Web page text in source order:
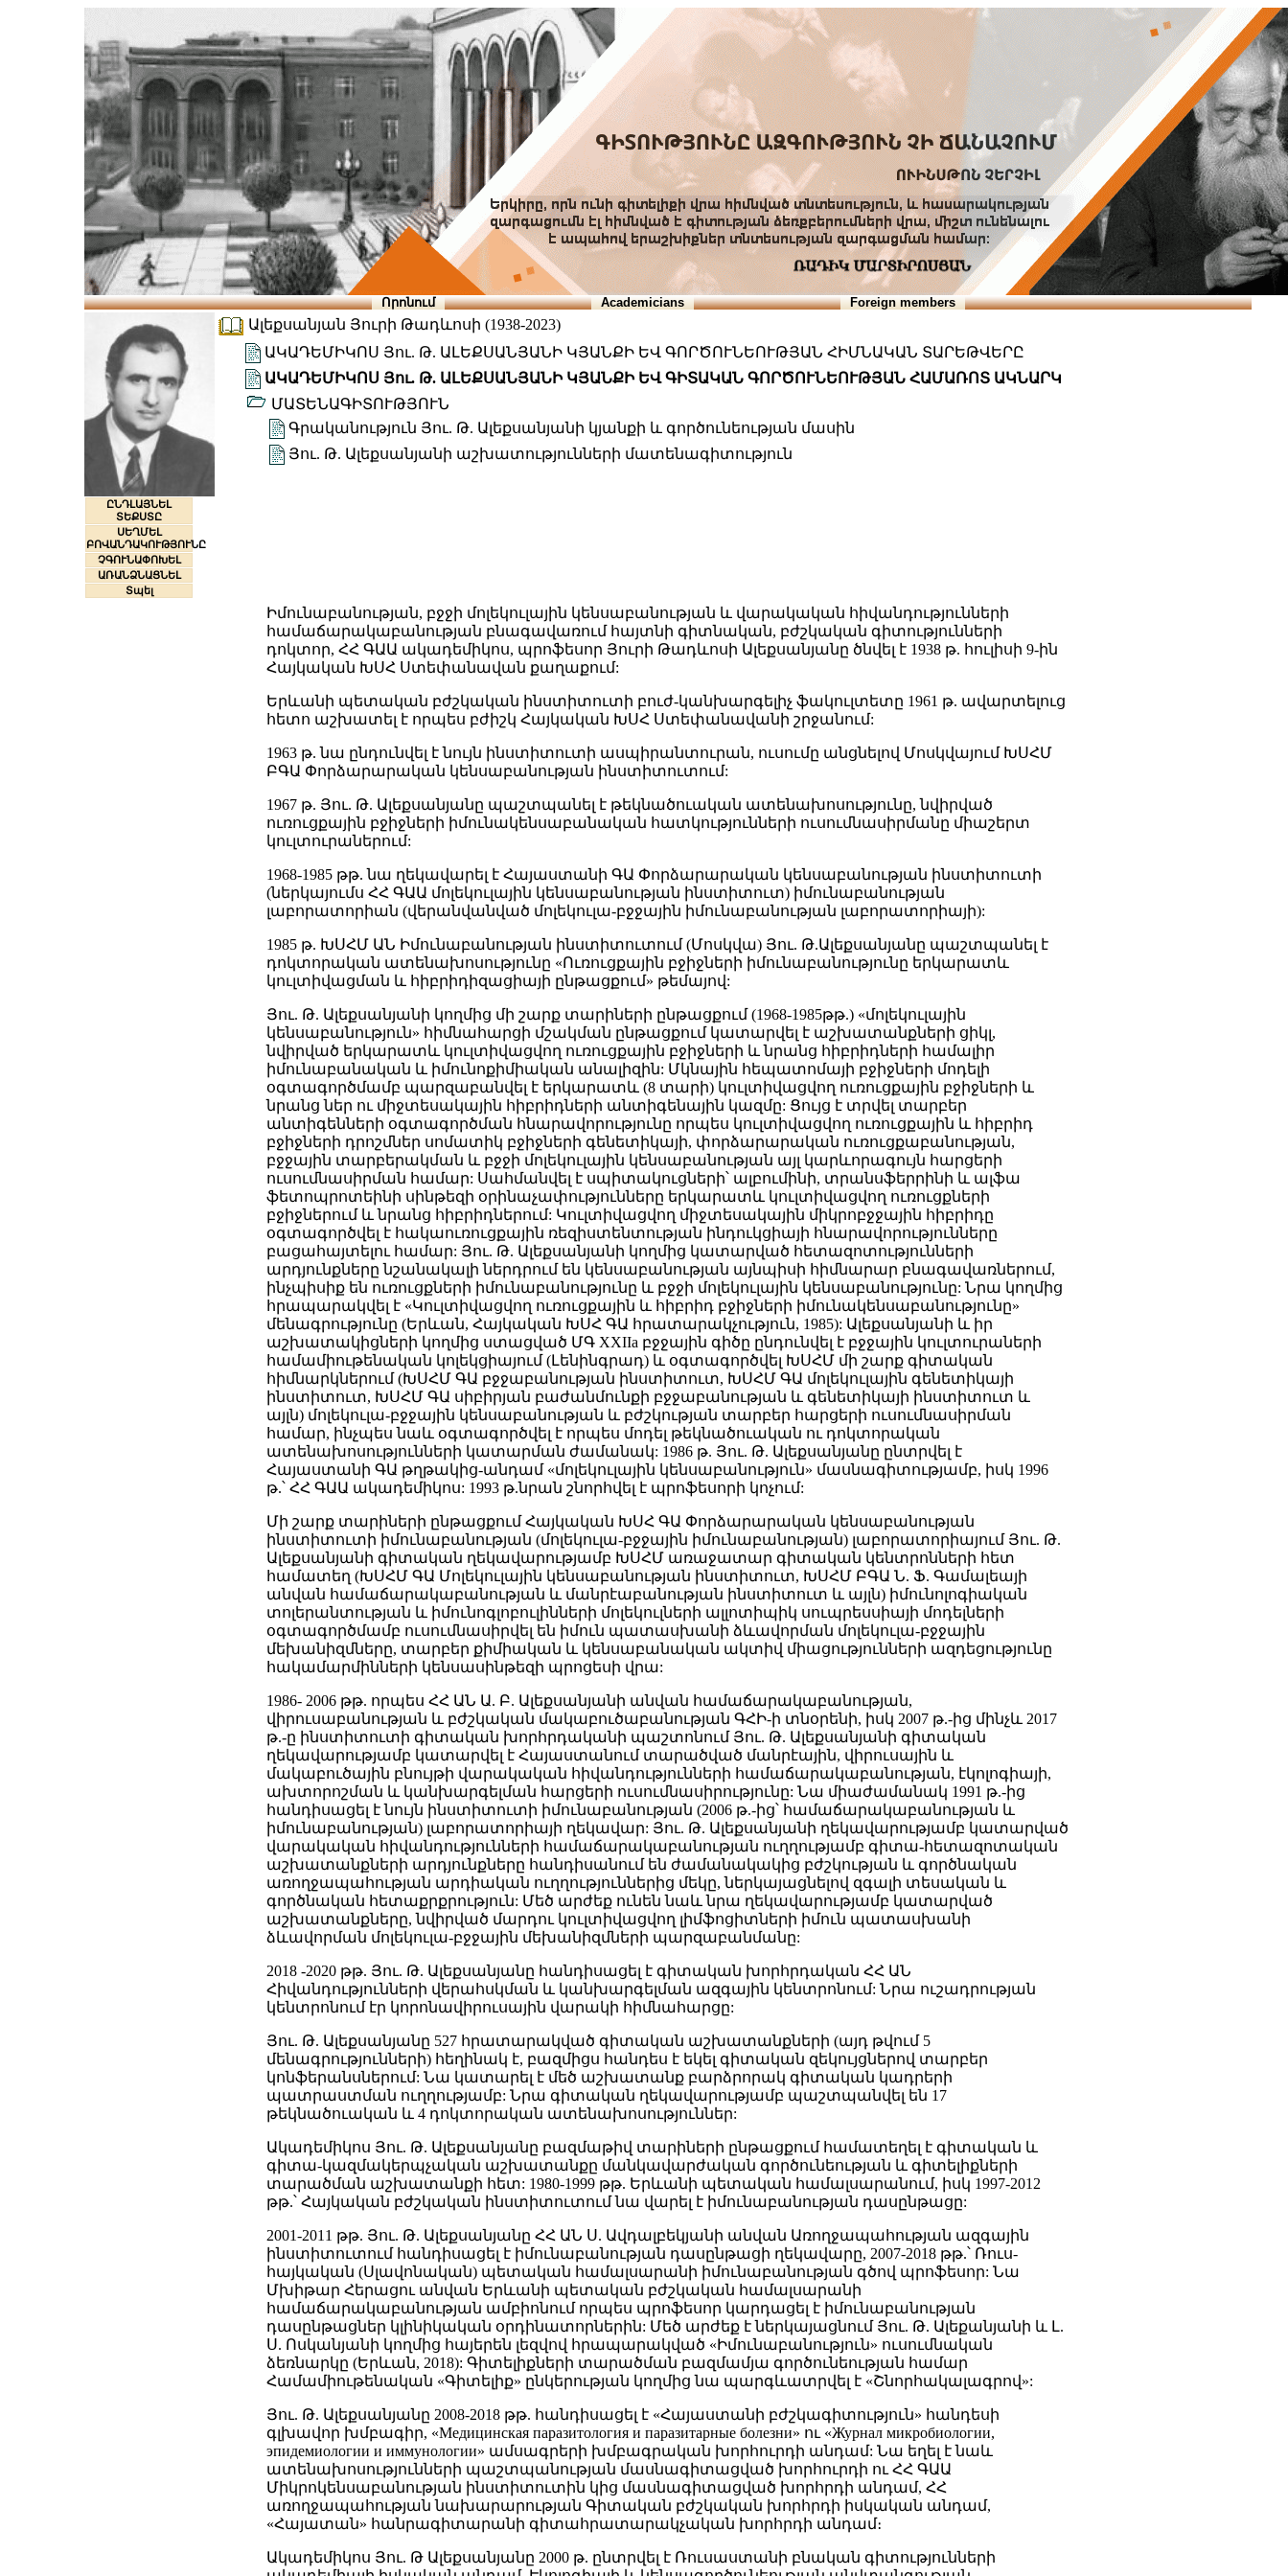
Տուն Օգնություն ՆԱԽԱՊԱՏՎՈՒԹՅՈՒՆՆԵՐ
Որոնում Academicians Foreign members
ԸՆԴԼԱՅՆԵԼ
ՏԵՔՍՏԸ
ՍԵՂՄԵԼ
ԲՈՎԱՆԴԱԿՈՒԹՅՈՒՆԸ
ՉԳՈՒՆԱՓՈԽԵԼ
ԱՌԱՆՁՆԱՑՆԵԼ
Տպել
Ալեքսանյան Յուրի Թադևոսի (1938-2023)
ԱԿԱԴԵՄԻԿՈՍ Յու. Թ. ԱԼԵՔՍԱՆՅԱՆԻ ԿՅԱՆՔԻ ԵՎ ԳՈՐԾՈՒՆԵՈՒԹՅԱՆ ՀԻՄՆԱԿԱՆ ՏԱՐԵԹՎԵՐԸ
ԱԿԱԴԵՄԻԿՈՍ Յու. Թ. ԱԼԵՔՍԱՆՅԱՆԻ ԿՅԱՆՔԻ ԵՎ ԳԻՏԱԿԱՆ ԳՈՐԾՈՒՆԵՈՒԹՅԱՆ ՀԱՄԱՌՈՏ ԱԿՆԱՐԿ
ՄԱՏԵՆԱԳԻՏՈՒԹՅՈՒՆ
Գրականություն Յու. Թ. Ալեքսանյանի կյանքի և գործունեության մասին
Յու. Թ. Ալեքսանյանի աշխատությունների մատենագիտություն
Իմունաբանության, բջջի մոլեկուլային կենսաբանության և վարակական հիվանդությունների
համաճարակաբանության բնագավառում հայտնի գիտնական, բժշկական գիտությունների
դոկտոր, ՀՀ ԳԱԱ ակադեմիկոս, պրոֆեսոր Յուրի Թադևոսի Ալեքսանյանը ծնվել է 1938 թ. հուլիսի 9-ին
Հայկական ԽՍՀ Ստեփանավան քաղաքում:
Երևանի պետական բժշկական ինստիտուտի բուժ-կանխարգելիչ ֆակուլտետը 1961 թ. ավարտելուց
հետո աշխատել է որպես բժիշկ Հայկական ԽՍՀ Ստեփանավանի շրջանում:
1963 թ. նա ընդունվել է նույն ինստիտուտի ասպիրանտուրան, ուսումը անցնելով Մոսկվայում ԽՍՀՄ
ԲԳԱ Փորձարարական կենսաբանության ինստիտուտում:
1967 թ. Յու. Թ. Ալեքսանյանը պաշտպանել է թեկնածուական ատենախոսությունը, նվիրված
ուռուցքային բջիջների իմունակենսաբանական հատկությունների ուսումնասիրմանը միաշերտ
կուլտուրաներում:
1968-1985 թթ. նա ղեկավարել է Հայաստանի ԳԱ Փորձարարական կենսաբանության ինստիտուտի
(ներկայումս ՀՀ ԳԱԱ մոլեկուլային կենսաբանության ինստիտուտ) իմունաբանության
լաբորատորիան (վերանվանված մոլեկուլա-բջջային իմունաբանության լաբորատորիայի):
1985 թ. ԽՍՀՄ ԱՆ Իմունաբանության ինստիտուտում (Մոսկվա) Յու. Թ.Ալեքսանյանը պաշտպանել է
դոկտորական ատենախոսությունը «Ուռուցքային բջիջների իմունաբանությունը երկարատև
կուլտիվացման և հիբրիդիզացիայի ընթացքում» թեմայով:
Յու. Թ. Ալեքսանյանի կողմից մի շարք տարիների ընթացքում (1968-1985թթ.) «մոլեկուլային
կենսաբանություն» հիմնահարցի մշակման ընթացքում կատարվել է աշխատանքների ցիկլ,
նվիրված երկարատև կուլտիվացվող ուռուցքային բջիջների և նրանց հիբրիդների համալիր
իմունաբանական և իմունոքիմիական անալիզին: Մկնային հեպատոմայի բջիջների մոդելի
օգտագործմամբ պարզաբանվել է երկարատև (8 տարի) կուլտիվացվող ուռուցքային բջիջների և
նրանց ներ ու միջտեսակային հիբրիդների անտիգենային կազմը: Ցույց է տրվել տարբեր
անտիգենների օգտագործման հնարավորությունը որպես կուլտիվացվող ուռուցքային և հիբրիդ
բջիջների դրոշմներ սոմատիկ բջիջների գենետիկայի, փորձարարական ուռուցքաբանության,
բջջային տարբերակման և բջջի մոլեկուլային կենսաբանության այլ կարևորագույն հարցերի
ուսումնասիրման համար: Սահմանվել է սպիտակուցների՝ ալբումինի, տրանսֆերրինի և ալֆա
ֆետոպրոտեինի սինթեզի օրինաչափությունները երկարատև կուլտիվացվող ուռուցքների
բջիջներում և նրանց հիբրիդներում: Կուլտիվացվող միջտեսակային միկրոբջջային հիբրիդը
օգտագործվել է հակաուռուցքային ռեզիստենտության ինդուկցիայի հնարավորությունները
բացահայտելու համար: Յու. Թ. Ալեքսանյանի կողմից կատարված հետազոտությունների
արդյունքները նշանակալի ներդրում են կենսաբանության այնպիսի հիմնարար բնագավառներում,
ինչպիսիք են ուռուցքների իմունաբանությունը և բջջի մոլեկուլային կենսաբանությունը: Նրա կողմից
հրապարակվել է «Կուլտիվացվող ուռուցքային և հիբրիդ բջիջների իմունակենսաբանությունը»
մենագրությունը (Երևան, Հայկական ԽՍՀ ԳԱ հրատարակչություն, 1985): Ալեքսանյանի և իր
աշխատակիցների կողմից ստացված ՄԳ XXIIa բջջային գիծը ընդունվել է բջջային կուլտուրաների
համամիութենական կոլեկցիայում (Լենինգրադ) և օգտագործվել ԽՍՀՄ մի շարք գիտական
հիմնարկներում (ԽՍՀՄ ԳԱ բջջաբանության ինստիտուտ, ԽՍՀՄ ԳԱ մոլեկուլային գենետիկայի
ինստիտուտ, ԽՍՀՄ ԳԱ սիբիրյան բաժանմունքի բջջաբանության և գենետիկայի ինստիտուտ և
այլն) մոլեկուլա-բջջային կենսաբանության և բժշկության տարբեր հարցերի ուսումնասիրման
համար, ինչպես նաև օգտագործվել է որպես մոդել թեկնածուական ու դոկտորական
ատենախոսությունների կատարման ժամանակ: 1986 թ. Յու. Թ. Ալեքսանյանը ընտրվել է
Հայաստանի ԳԱ թղթակից-անդամ «մոլեկուլային կենսաբանություն» մասնագիտությամբ, իսկ 1996
թ.՝ ՀՀ ԳԱԱ ակադեմիկոս: 1993 թ.նրան շնորհվել է պրոֆեսորի կոչում:
Մի շարք տարիների ընթացքում Հայկական ԽՍՀ ԳԱ Փորձարարական կենսաբանության
ինստիտուտի իմունաբանության (մոլեկուլա-բջջային իմունաբանության) լաբորատորիայում Յու. Թ.
Ալեքսանյանի գիտական ղեկավարությամբ ԽՍՀՄ առաջատար գիտական կենտրոնների հետ
համատեղ (ԽՍՀՄ ԳԱ Մոլեկուլային կենսաբանության ինստիտուտ, ԽՍՀՄ ԲԳԱ Ն. Ֆ. Գամալեայի
անվան համաճարակաբանության և մանրէաբանության ինստիտուտ և այլն) իմունոլոգիական
տոլերանտության և իմունոգլոբուլինների մոլեկուլների ալլոտիպիկ սուպրեսսիայի մոդելների
օգտագործմամբ ուսումնասիրվել են իմուն պատասխանի ձևավորման մոլեկուլա-բջջային
մեխանիզմները, տարբեր քիմիական և կենսաբանական ակտիվ միացությունների ազդեցությունը
հակամարմինների կենսասինթեզի պրոցեսի վրա:
1986- 2006 թթ. որպես ՀՀ ԱՆ Ա. Բ. Ալեքսանյանի անվան համաճարակաբանության,
վիրուսաբանության և բժշկական մակաբուծաբանության ԳՀԻ-ի տնօրենի, իսկ 2007 թ.-ից մինչև 2017
թ.-ը ինստիտուտի գիտական խորհրդականի պաշտոնում Յու. Թ. Ալեքսանյանի գիտական
ղեկավարությամբ կատարվել է Հայաստանում տարածված մանրէային, վիրուսային և
մակաբուծային բնույթի վարակական հիվանդությունների համաճարակաբանության, էկոլոգիայի,
ախտորոշման և կանխարգելման հարցերի ուսումնասիրությունը: Նա միաժամանակ 1991 թ.-ից
հանդիսացել է նույն ինստիտուտի իմունաբանության (2006 թ.-ից՝ համաճարակաբանության և
իմունաբանության) լաբորատորիայի ղեկավար: Յու. Թ. Ալեքսանյանի ղեկավարությամբ կատարված
վարակական հիվանդությունների համաճարակաբանության ուղղությամբ գիտա-հետազոտական
աշխատանքների արդյունքները հանդիսանում են ժամանակակից բժշկության և գործնական
առողջապահության արդիական ուղղություններից մեկը, ներկայացնելով զգալի տեսական և
գործնական հետաքրքրություն: Մեծ արժեք ունեն նաև նրա ղեկավարությամբ կատարված
աշխատանքները, նվիրված մարդու կուլտիվացվող լիմֆոցիտների իմուն պատասխանի
ձևավորման մոլեկուլա-բջջային մեխանիզմների պարզաբանմանը:
2018 -2020 թթ. Յու. Թ. Ալեքսանյանը հանդիսացել է գիտական խորհրդական ՀՀ ԱՆ
Հիվանդությունների վերահսկման և կանխարգելման ազգային կենտրոնում: Նրա ուշադրության
կենտրոնում էր կորոնավիրուսային վարակի հիմնահարցը:
Յու. Թ. Ալեքսանյանը 527 հրատարակված գիտական աշխատանքների (այդ թվում 5
մենագրությունների) հեղինակ է, բազմիցս հանդես է եկել գիտական զեկույցներով տարբեր
կոնֆերանսներում: Նա կատարել է մեծ աշխատանք բարձրորակ գիտական կադրերի
պատրաստման ուղղությամբ: Նրա գիտական ղեկավարությամբ պաշտպանվել են 17
թեկնածուական և 4 դոկտորական ատենախոսություններ:
Ակադեմիկոս Յու. Թ. Ալեքսանյանը բազմաթիվ տարիների ընթացքում համատեղել է գիտական և
գիտա-կազմակերպչական աշխատանքը մանկավարժական գործունեության և գիտելիքների
տարածման աշխատանքի հետ: 1980-1999 թթ. Երևանի պետական համալսարանում, իսկ 1997-2012
թթ.՝ Հայկական բժշկական ինստիտուտում նա վարել է իմունաբանության դասընթացը:
2001-2011 թթ. Յու. Թ. Ալեքսանյանը ՀՀ ԱՆ Ս. Ավդալբեկյանի անվան Առողջապահության ազգային
ինստիտուտում հանդիսացել է իմունաբանության դասընթացի ղեկավարը, 2007-2018 թթ.՝ Ռուս-
հայկական (Սլավոնական) պետական համալսարանի իմունաբանության գծով պրոֆեսոր: Նա
Մխիթար Հերացու անվան Երևանի պետական բժշկական համալսարանի
համաճարակաբանության ամբիոնում որպես պրոֆեսոր կարդացել է իմունաբանության
դասընթացներ կլինիկական օրդինատորներին: Մեծ արժեք է ներկայացնում Յու. Թ. Ալեքանյանի և Լ.
Ս. Ոսկանյանի կողմից հայերեն լեզվով հրապարակված «Իմունաբանություն» ուսումնական
ձեռնարկը (Երևան, 2018): Գիտելիքների տարածման բազմամյա գործունեության համար
Համամիութենական «Գիտելիք» ընկերության կողմից նա պարգևատրվել է «Շնորհակալագրով»:
Յու. Թ. Ալեքսանյանը 2008-2018 թթ. հանդիսացել է «Հայաստանի բժշկագիտություն» հանդեսի
գլխավոր խմբագիր, «Медицинская паразитология и паразитарные болезни» ու «Журнал микробиологии,
эпидемиологии и иммунологии» ամսագրերի խմբագրական խորհուրդի անդամ: Նա եղել է նաև
ատենախոսությունների պաշտպանության մասնագիտացված խորհուրդի ու ՀՀ ԳԱԱ
Միկրոկենսաբանության ինստիտուտին կից մասնագիտացված խորհրդի անդամ, ՀՀ
առողջապահության նախարարության Գիտական բժշկական խորհրդի իսկական անդամ,
«Հայատան» հանրագիտարանի գիտահրատարակչական խորհրդի անդամ։
Ակադեմիկոս Յու. Թ Ալեքսանյանը 2000 թ. ընտրվել է Ռուսաստանի բնական գիտությունների